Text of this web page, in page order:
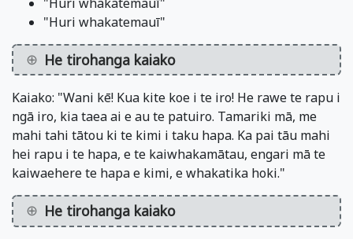
"Huri whakatemauī"
He tirohanga kaiako
Kaiako: "Wani kē! Kua kite koe i te iro! He rawe te rapu i
ngā iro, kia taea ai e au te patuiro. Tamariki mā, me
mahi tahi tātou ki te kimi i taku hapa. Ka pai tāu mahi
hei rapu i te hapa, e te kaiwhakamātau, engari mā te
kaiwaehere te hapa e kimi, e whakatika hoki."
He tirohanga kaiako